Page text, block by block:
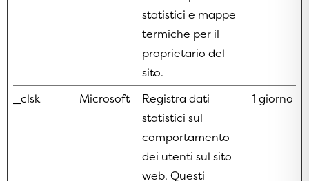
statistici e mappe
termiche per il
proprietario del
sito.
_clsk Microsoft
Registra dati
statistici sul
comportamento
dei utenti sul sito
web. Questi
1 giorno